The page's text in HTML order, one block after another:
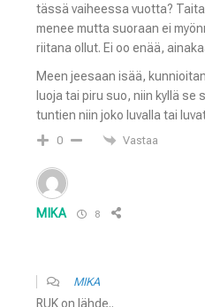
tässä vaiheessa vuotta?
menee mutta suoraan ei
riitana ollut. Ei oo enää,
Meen jeesaan isää,
luoja tai piru suo, niin kyllä se
tuntien niin joko luvalla tai
0 Vastaa
MIKA 8
MIKA
RUK on lähde..